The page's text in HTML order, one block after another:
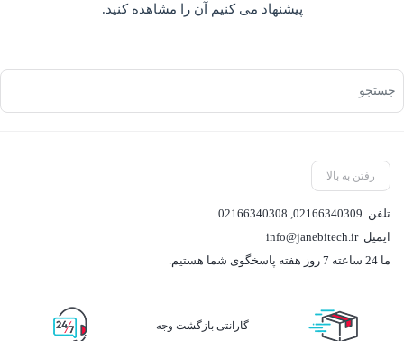
پیشنهاد می کنیم آن را مشاهده کنید.
رفتن به بالا
تلفن 02166340309
02166340308
ایمیلinfo@janebitech.ir
ما 24 ساعته 7 روز هفته پاسخگوی شما هستیم.
گارانتی بازگشت وجه